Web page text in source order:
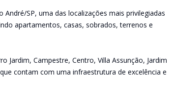
André/SP, uma das localizações mais privilegiadas
apartamentos, casas, sobrados, terrenos e
Jardim, Campestre, Centro, Villa Assunção, Jardim
contam com uma infraestrutura de excelência e